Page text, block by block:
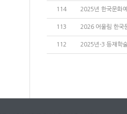
114 2025년 한국문화
113 2026 어울림 한국
112 2025년-3 등재학술